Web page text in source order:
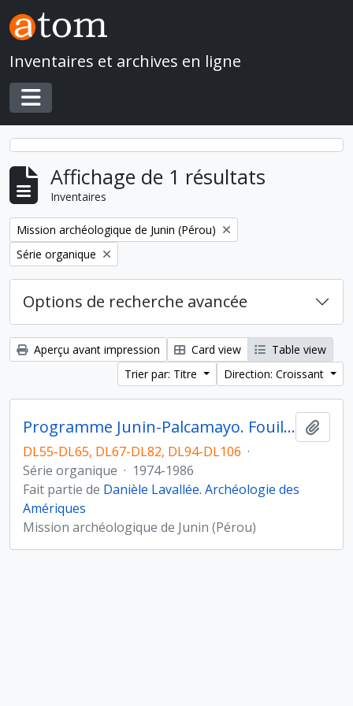
Skip to main content
Inventaires et archives en ligne
Toggle navigation
Affichage de 1 résultats
Inventaires
Remove filter:
Mission archéologique de Junin (Pérou)
Remove filter:
Série organique
Options de recherche avancée
Aperçu avant impression Card view
Table view
Trier par: Titre
Direction: Croissant
Programme Junin-Palcamayo. Fouilles de Telarmachay (Pérou)
DL55-DL65, DL67-DL82, DL94-DL106 ·
Série organique · 1974-1986
Fait partie de Danièle Lavallée. Archéologie des
Amériques
Mission archéologique de Junin (Pérou)